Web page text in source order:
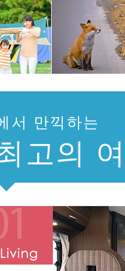
서 만끽하는
고의